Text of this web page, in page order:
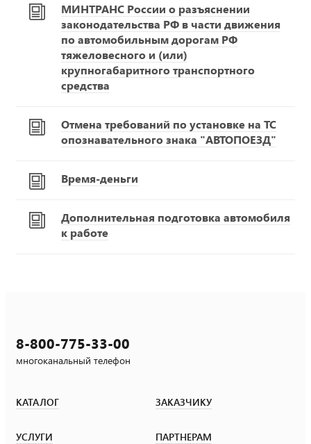
МИНТРАНС России о разъяснении
законодательства РФ в части движения
по автомобильным дорогам РФ
тяжеловесного и (или)
крупногабаритного транспортного
средства
Отмена требований по установке на ТС
опознавательного знака "АВТОПОЕЗД"
Время-деньги
Дополнительная подготовка автомобиля
к работе
8-800-775-33-00
многоканальный телефон
КАТАЛОГ ЗАКАЗЧИКУ
УСЛУГИ ПАРТНЕРАМ